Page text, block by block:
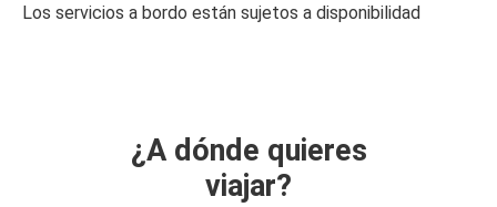
Los servicios a bordo están sujetos a disponibilidad
¿A dónde quieres
viajar?